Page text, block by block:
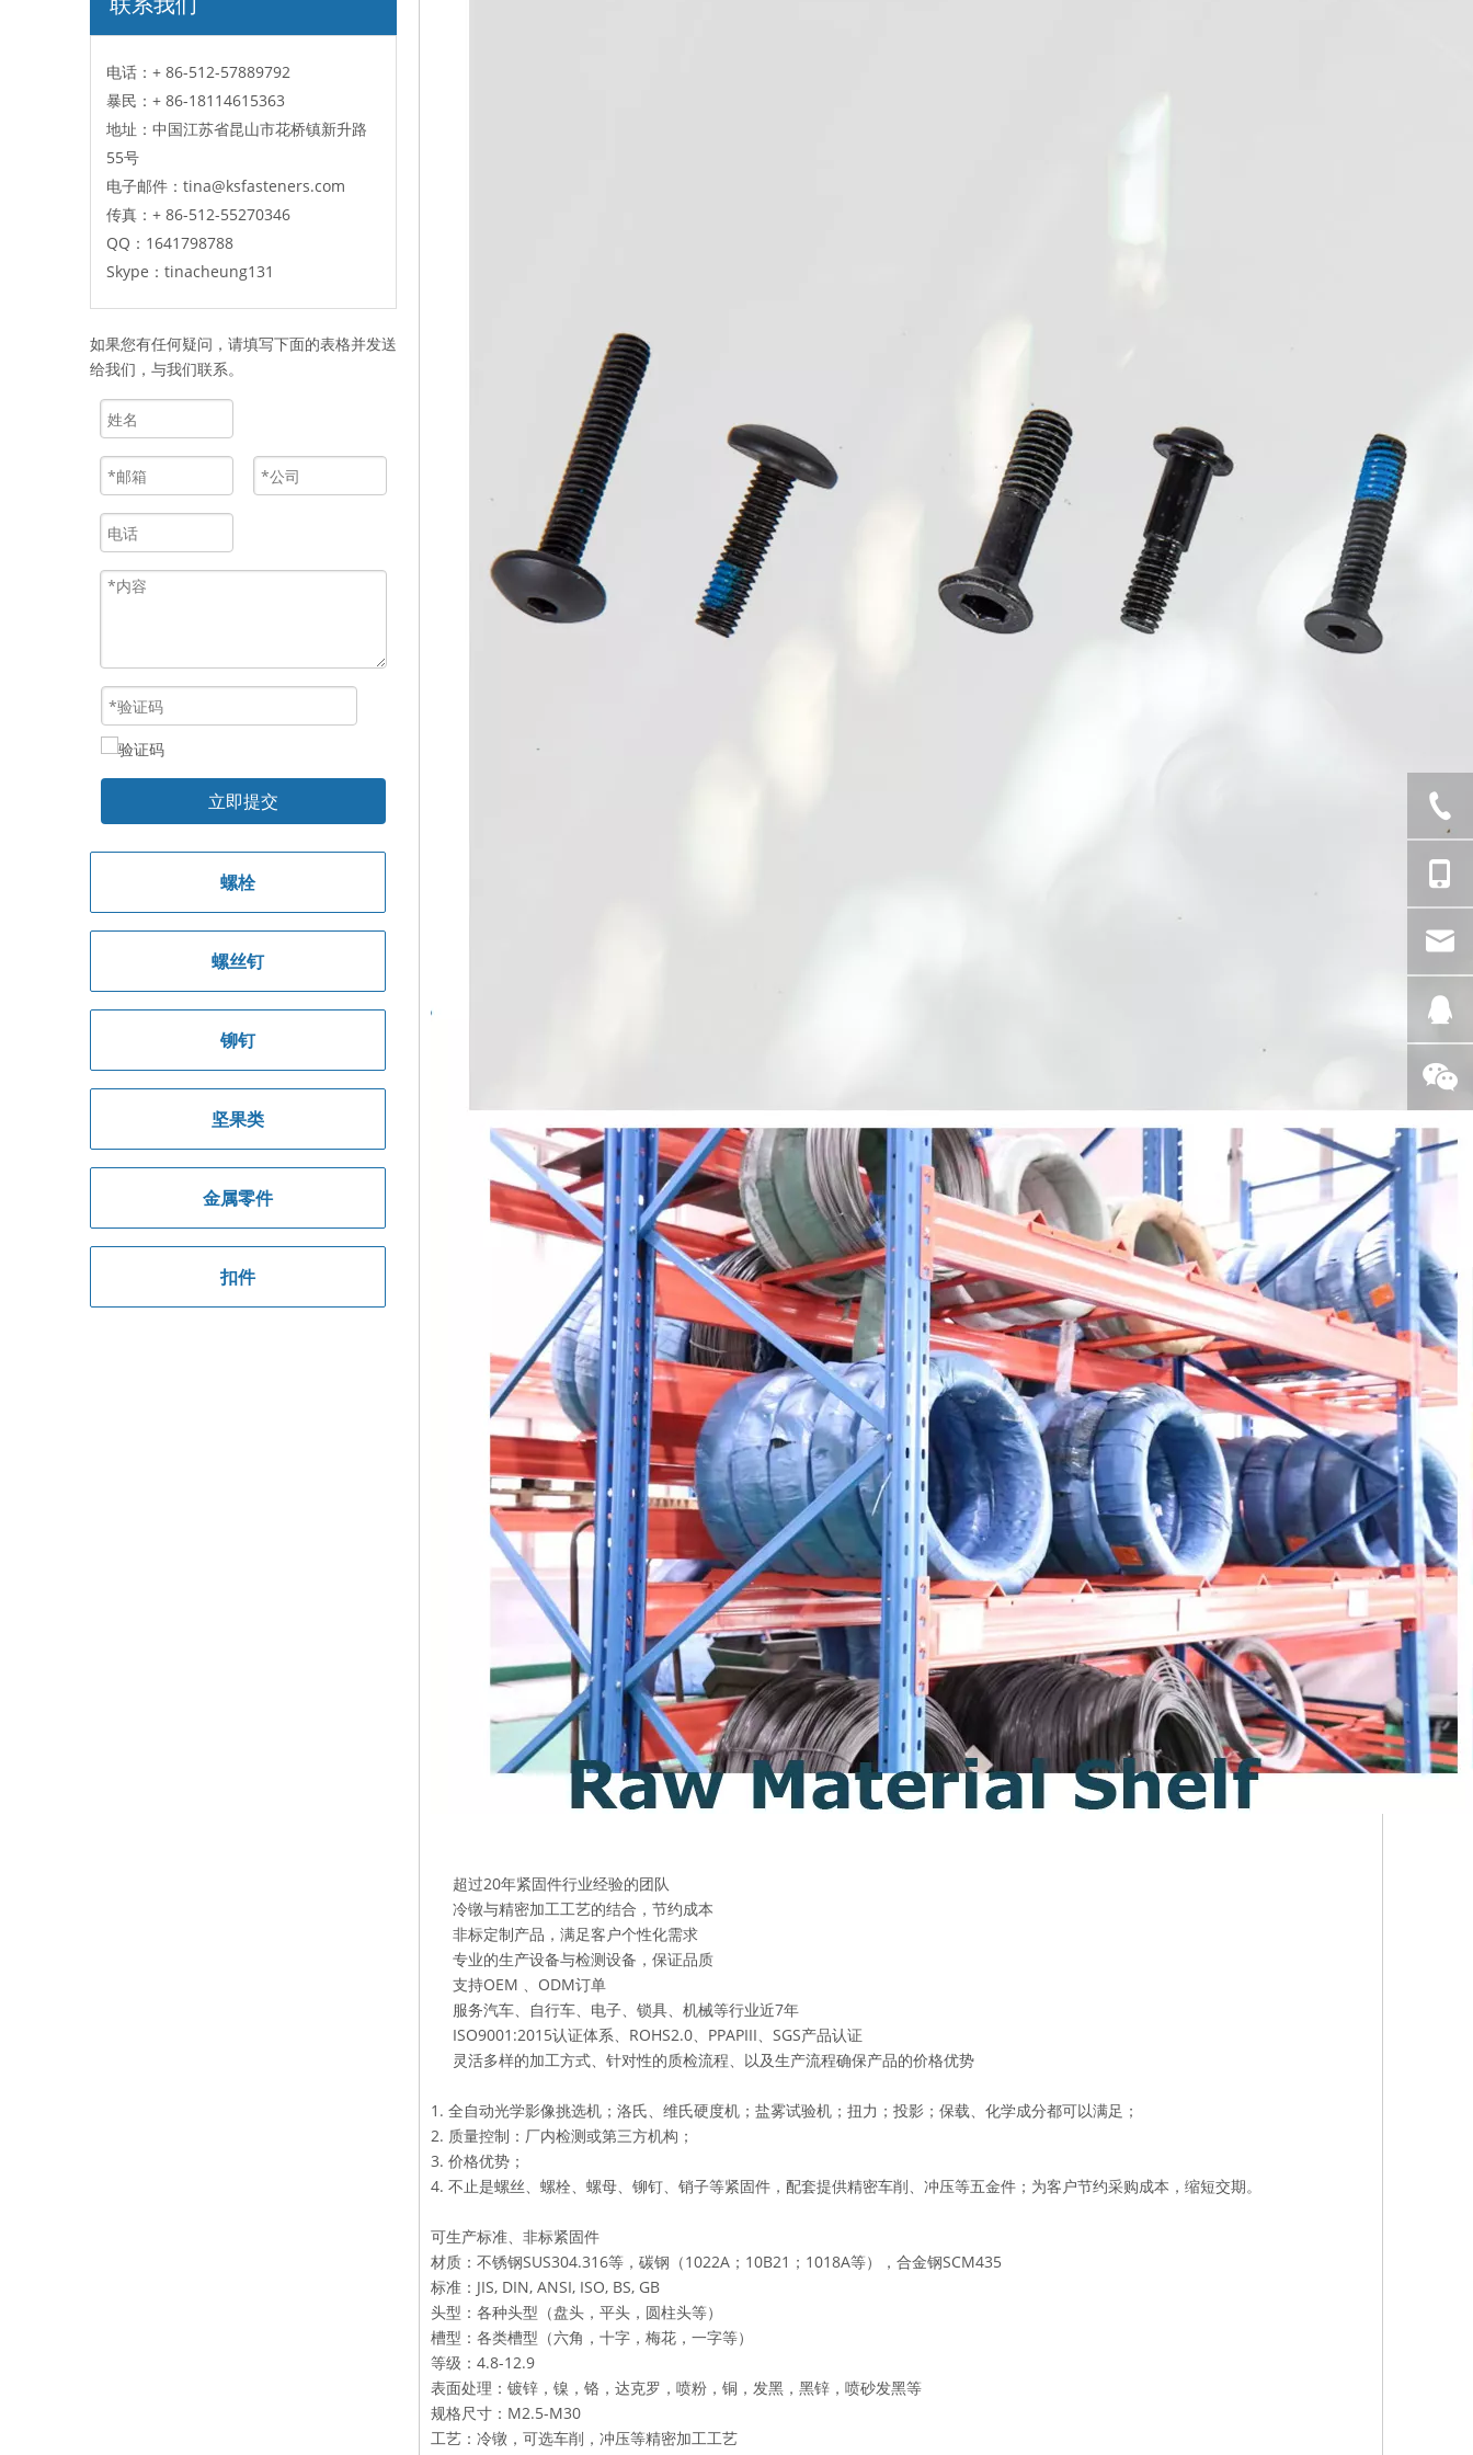
电话：+ 86-512-57889792
暴民： + 86-18114615363
地址：中国江苏省昆山市花桥镇新升路
55号
电子邮件： tina@ksfasteners.com
传真： + 86-512-55270346
QQ： 1641798788
Skype： tinacheung131
如果您有任何疑问，请填写下面的表格并发送
给我们，与我们联系。
立即提交
螺栓
螺丝钉
铆钉
坚果类
金属零件
扣件
超过20年紧固件行业经验的团队
冷镦与精密加工工艺的结合，节约成本
非标定制产品，满足客户个性化需求
专业的生产设备与检测设备，保证品质
支持OEM 、ODM订单
服务汽车、自行车、电子、锁具、机械等行业近7年
ISO9001:2015认证体系、ROHS2.0、PPAPIII、SGS产品认证
灵活多样的加工方式、针对性的质检流程、以及生产流程确保产品的价格优势
1. 全自动光学影像挑选机；洛氏、维氏硬度机；盐雾试验机；扭力；投影；保载、化学成分都可以满足；
2. 质量控制：厂内检测或第三方机构；
3. 价格优势；
4. 不止是螺丝、螺栓、螺母、铆钉、销子等紧固件，配套提供精密车削、冲压等五金件；为客户节约采购成本，缩短交期。
可生产标准、非标紧固件
材质：不锈钢SUS304.316等，碳钢（1022A；10B21；1018A等），合金钢SCM435
标准：JIS, DIN, ANSI, ISO, BS, GB
头型：各种头型（盘头，平头，圆柱头等）
槽型：各类槽型（六角，十字，梅花，一字等）
等级：4.8-12.9
表面处理：镀锌，镍，铬，达克罗，喷粉，铜，发黑，黑锌，喷砂发黑等
规格尺寸：M2.5-M30
工艺：冷镦，可选车削，冲压等精密加工工艺